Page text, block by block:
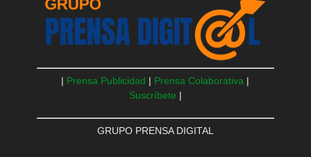
| Prensa Publicidad | Prensa Colaborativa |
Suscríbete |
GRUPO PRENSA DIGITAL